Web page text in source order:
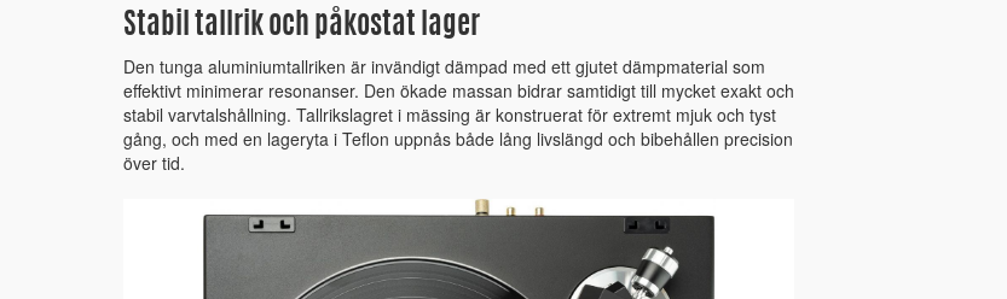
Stabil tallrik och påkostat lager
Den tunga aluminiumtallriken är invändigt dämpad med ett gjutet dämpmaterial som
effektivt minimerar resonanser. Den ökade massan bidrar samtidigt till mycket exakt och
stabil varvtalshållning. Tallrikslagret i mässing är konstruerat för extremt mjuk och tyst
gång, och med en lageryta i Teflon uppnås både lång livslängd och bibehållen precision
över tid.